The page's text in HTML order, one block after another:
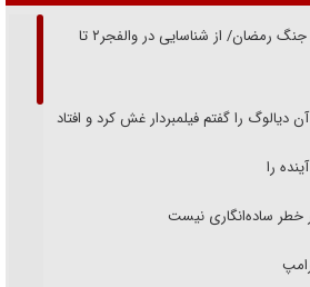
از گمنام‌ترین فرماندهان شهید جنگ رمضان/ از شناسایی در والفجر۲ تا
دیالوگ را گفتم فیلمبردار غش کرد و افتاد
را
خطر ساده‌انگاری نیست